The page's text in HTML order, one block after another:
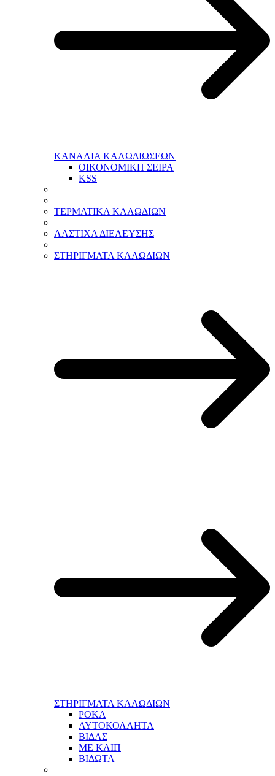
ΚΑΝΑΛΙΑ ΚΑΛΩΔΙΩΣΕΩΝ
ΟΙΚΟΝΟΜΙΚΗ ΣΕΙΡΑ
KSS
ΤΕΡΜΑΤΙΚΑ ΚΑΛΩΔΙΩΝ
ΛΑΣΤΙΧΑ ΔΙΕΛΕΥΣΗΣ
ΣΤΗΡΙΓΜΑΤΑ ΚΑΛΩΔΙΩΝ
ΣΤΗΡΙΓΜΑΤΑ ΚΑΛΩΔΙΩΝ
ΡΟΚΑ
ΑΥΤΟΚΟΛΛΗΤΑ
ΒΙΔΑΣ
ΜΕ ΚΛΙΠ
ΒΙΔΩΤΑ